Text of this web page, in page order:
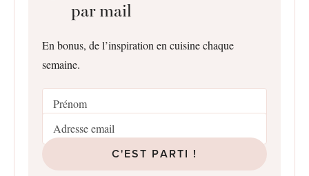
par mail
En bonus, de l’inspiration en cuisine chaque
semaine.
C'EST PARTI !